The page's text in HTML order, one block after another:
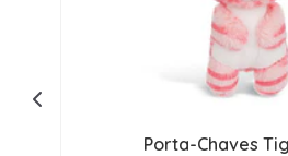
Porta-Chaves